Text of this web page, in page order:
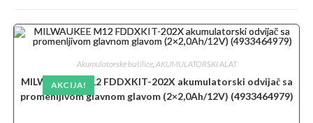
AKCIJA!
Akumulatorske bušilice,AKUMULATORSKI ALAT
MILWAUKEE M12 FDDXKIT-202X akumulatorski odvijač sa
promenljivom glavnom glavom (2×2,0Ah/12V) (4933464979)